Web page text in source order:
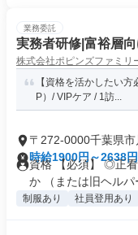
業務委託
実務者研修|富裕層
株式会社ポピンズファミリ
【資格を活かしたい
P）/ VIPケア / 1訪...
〒272-0000千葉県市
時給1900円～2638円
資格 【必須】 ◎正
か （または旧ヘルパ
制服あり 社員登用あり